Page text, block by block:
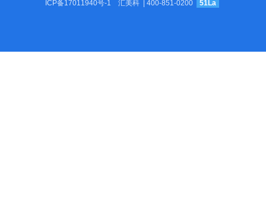
ICP备17011940号-1
汇美科 | 400-851-0200 51La